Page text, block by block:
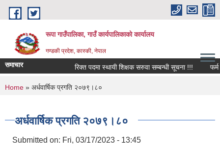
Skip to main content
रूपा गाउँपालिका, गाउँ कार्यपालिकाको कार्यालय
गण्डकी प्रदेश, कास्की, नेपाल
समाचार रिक्त पदमा स्थायी शिक्षक सरुवा सम्बन्धी सूचना !!! फर्म तथा
You are here
Home » अर्धवार्षिक प्रगति २०७९।८०
अर्धवार्षिक प्रगति २०७९।८०
Submitted on: Fri, 03/17/2023 - 13:45